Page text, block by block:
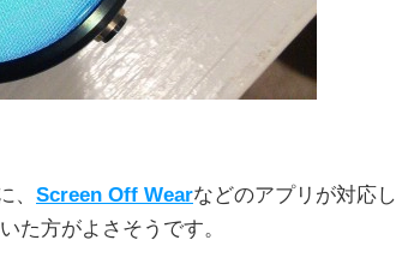
、 Screen Off Wearなどのアプリが対応し
た方がよさそうです。